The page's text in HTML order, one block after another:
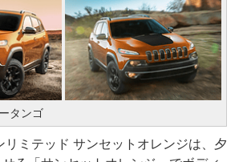
タンゴ
ミテッド サンセットオレンジは、夕